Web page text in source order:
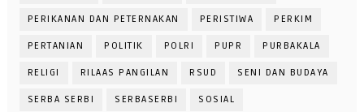
PERIKANAN DAN PETERNAKAN PERISTIWA PERKIM
PERTANIAN POLITIK POLRI PUPR PURBAKALA
RELIGI RILAAS PANGILAN RSUD SENI DAN BUDAYA
SERBA SERBI SERBASERBI SOSIAL